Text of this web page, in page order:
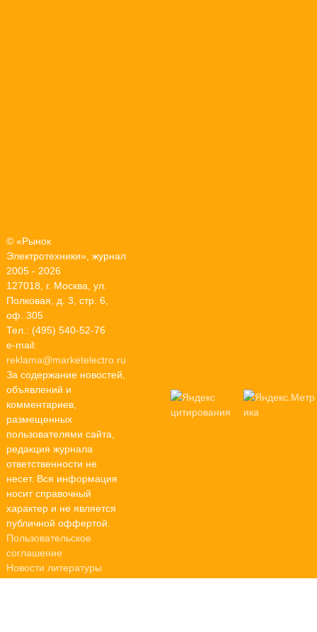
© «Рынок
Электротехники», журнал
2005 - 2026
127018, г. Москва, ул.
Полковая, д. 3, стр. 6,
оф. 305
Тел.: (495) 540-52-76
e-mail:
reklama@marketelectro.ru
За содержание новостей,
объявлений и
комментариев,
размещенных
пользователями сайта,
редакция журнала
ответственности не
несет. Вся информация
носит справочный
характер и не является
публичной оффертой.
Пользовательское
соглашение
Новости литературы